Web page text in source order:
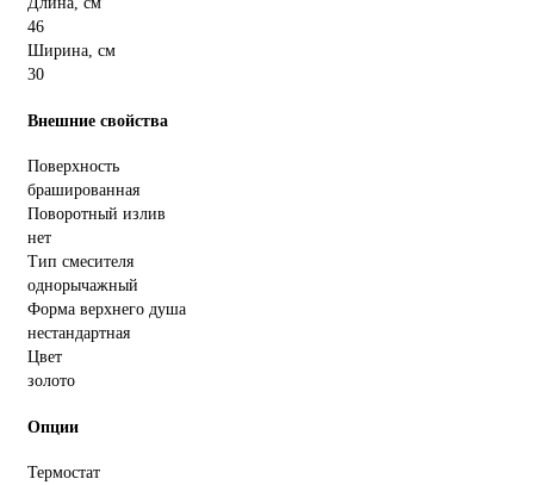
46
Ширина, см
30
Внешние свойства
Поверхность
брашированная
Поворотный излив
нет
Тип смесителя
однорычажный
Форма верхнего душа
нестандартная
Цвет
золото
Опции
Термостат